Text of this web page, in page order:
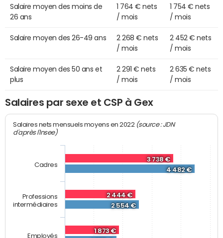
Salaire moyen des moins de
26 ans
1 764 € nets
/ mois
1 754 € nets
/ mois
Salaire moyen des 26-49 ans
2 268 € nets
/ mois
2 452 € nets
/ mois
Salaire moyen des 50 ans et
plus
2 291 € nets
/ mois
2 635 € nets
/ mois
Salaires par sexe et CSP à Gex
Salaires nets mensuels moyens en 2022 (source : JDN
d'après l'Insee)
3 738 €
2 444 €
1 873 €
4 482 €
2 554 €
Cadres
Professions
intermédiaires
Employés